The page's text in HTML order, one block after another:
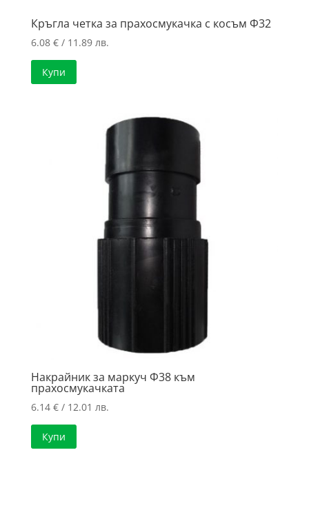
Кръгла четка за прахосмукачка с косъм Ф32
6.08 €/ 11.89 лв.
Купи
Накрайник за маркуч Ф38 към
прахосмукачката
6.14 €/ 12.01 лв.
Купи